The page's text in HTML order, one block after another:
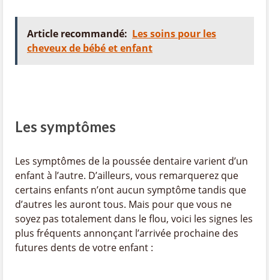
Article recommandé: Les soins pour les
cheveux de bébé et enfant
Les symptômes
Les symptômes de la poussée dentaire varient d’un
enfant à l’autre. D’ailleurs, vous remarquerez que
certains enfants n’ont aucun symptôme tandis que
d’autres les auront tous. Mais pour que vous ne
soyez pas totalement dans le flou, voici les signes les
plus fréquents annonçant l’arrivée prochaine des
futures dents de votre enfant :